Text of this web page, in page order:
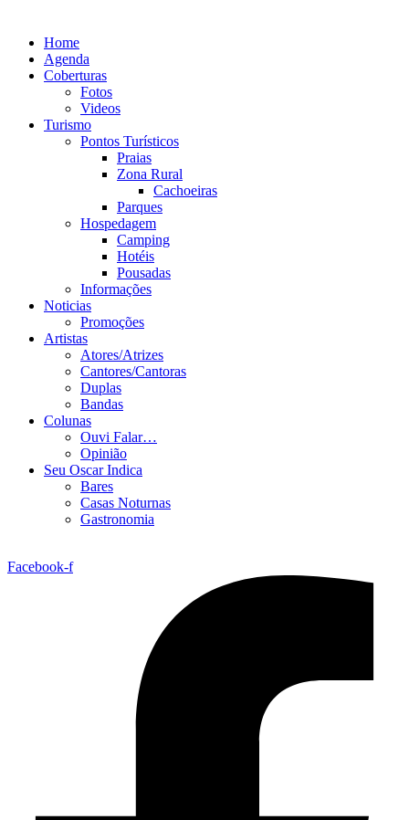
Home
Agenda
Coberturas
Fotos
Videos
Turismo
Pontos Turísticos
Praias
Zona Rural
Cachoeiras
Parques
Hospedagem
Camping
Hotéis
Pousadas
Informações
Noticias
Promoções
Artistas
Atores/Atrizes
Cantores/Cantoras
Duplas
Bandas
Colunas
Ouvi Falar…
Opinião
Seu Oscar Indica
Bares
Casas Noturnas
Gastronomia
Facebook-f